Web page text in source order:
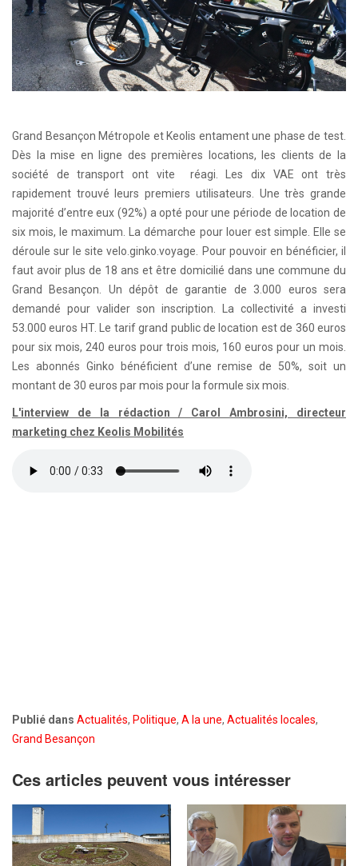
Grand Besançon Métropole et Keolis entament une phase de test.
Dès la mise en ligne des premières locations, les clients de la
société de transport ont vite réagi. Les dix VAE ont très
rapidement trouvé leurs premiers utilisateurs. Une très grande
majorité d’entre eux (92%) a opté pour une période de location de
six mois, le maximum. La démarche pour louer est simple. Elle se
déroule sur le site velo.ginko.voyage. Pour pouvoir en bénéficier, il
faut avoir plus de 18 ans et être domicilié dans une commune du
Grand Besançon. Un dépôt de garantie de 3.000 euros sera
demandé pour valider son inscription. La collectivité a investi
53.000 euros HT. Le tarif grand public de location est de 360 euros
pour six mois, 240 euros pour trois mois, 160 euros pour un mois.
Les abonnés Ginko bénéficient d’une remise de 50%, soit un
montant de 30 euros par mois pour la formule six mois.
L'interview de la rédaction / Carol Ambrosini, directeur
marketing chez Keolis Mobilités
Publié dans Actualités, Politique, A la une, Actualités locales,
Grand Besançon
Ces articles peuvent vous intéresser